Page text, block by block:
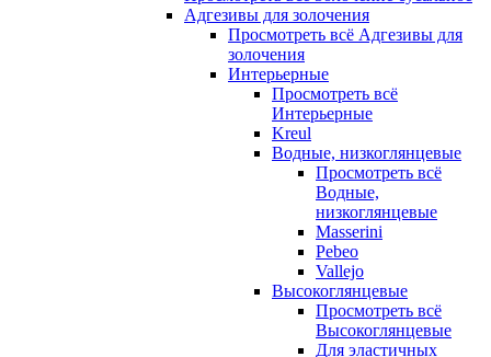
Адгезивы для золочения
Просмотреть всё Адгезивы для
золочения
Интерьерные
Просмотреть всё
Интерьерные
Kreul
Водные, низкоглянцевые
Просмотреть всё
Водные,
низкоглянцевые
Masserini
Pebeo
Vallejo
Высокоглянцевые
Просмотреть всё
Высокоглянцевые
Для эластичных